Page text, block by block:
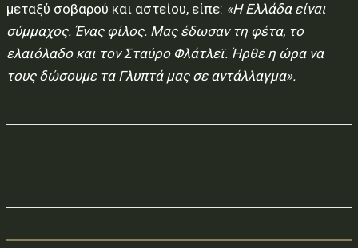
μεταξύ σοβαρού και αστείου, είπε: «Η Ελλάδα είναι
σύμμαχος. Ένας φίλος. Μας έδωσαν τη φέτα, το
ελαιόλαδο και τον Σταύρο Φλάτλεϊ. Ήρθε η ώρα να
τους δώσουμε τα Γλυπτά μας σε αντάλλαγμα».